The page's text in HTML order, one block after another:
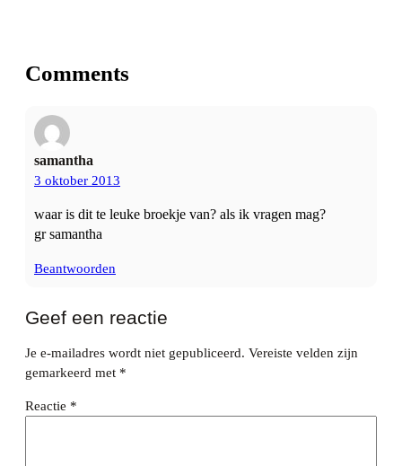
Comments
samantha
3 oktober 2013
waar is dit te leuke broekje van? als ik vragen mag?
gr samantha
Beantwoorden
Geef een reactie
Je e-mailadres wordt niet gepubliceerd. Vereiste velden zijn
gemarkeerd met *
Reactie *